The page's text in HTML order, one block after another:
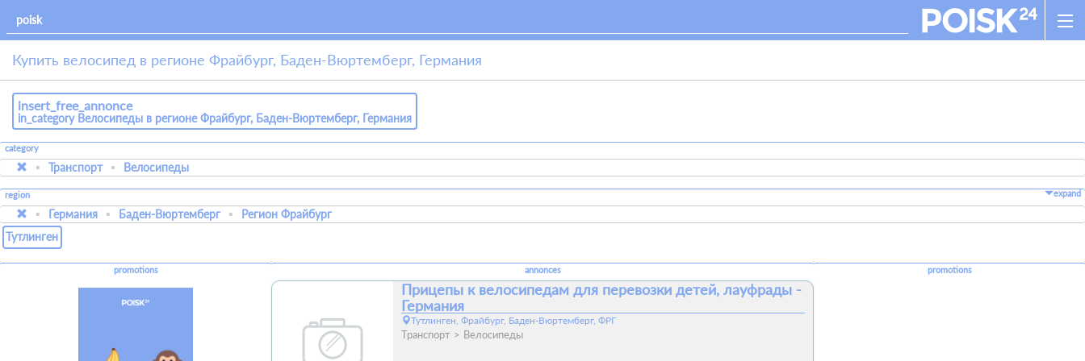
Купить велосипед в регионе Фрайбург, Баден-Вюртемберг, Германия
insert_free_annonce
in_category Велосипеды в регионе Фрайбург, Баден-Вюртемберг, Германия
category
Транспорт Велосипеды
region expand
Германия Баден-Вюртемберг
Регион Фрайбург
Тутлинген
promotions promotions
annonces
Прицепы к велосипедам для перевозки детей, лауфрады -
Германия
Тутлинген, Фрайбург, Баден-Вюртемберг, ФРГ
Транспорт Велосипеды